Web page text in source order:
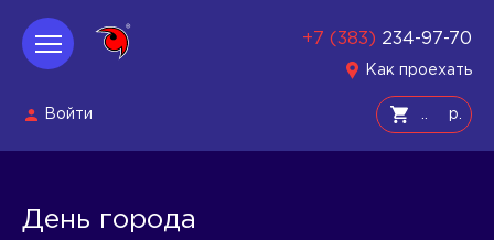
+7 (383) 234-97-70
Как проехать
Войти р.
День города